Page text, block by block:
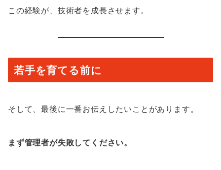
この経験が、技術者を成長させます。
若手を育てる前に
そして、最後に一番お伝えしたいことがあります。
まず管理者が失敗してください。